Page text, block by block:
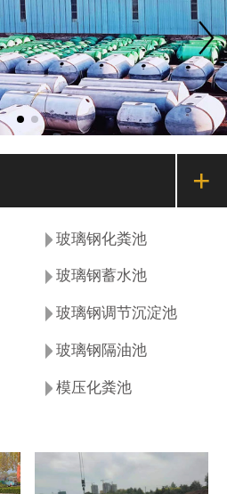
+
玻璃钢化粪池
玻璃钢蓄水池
玻璃钢调节沉淀池
玻璃钢隔油池
模压化粪池